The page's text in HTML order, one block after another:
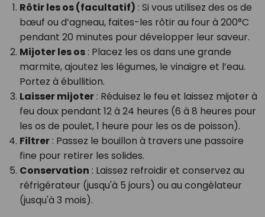
Rôtir les os (facultatif) : Si vous utilisez des os de
bœuf ou d’agneau, faites-les rôtir au four à 200°C
pendant 20 minutes pour développer leur saveur.
Mijoter les os: Placez les os dans une grande
marmite, ajoutez les légumes, le vinaigre et l’eau.
Portez à ébullition.
Laisser mijoter: Réduisez le feu et laissez mijoter à
feu doux pendant 12 à 24 heures (6 à 8 heures pour
les os de poulet, 1 heure pour les os de poisson).
Filtrer: Passez le bouillon à travers une passoire
fine pour retirer les solides.
Conservation : Laissez refroidir et conservez au
réfrigérateur (jusqu'à 5 jours) ou au congélateur
(jusqu'à 3 mois).